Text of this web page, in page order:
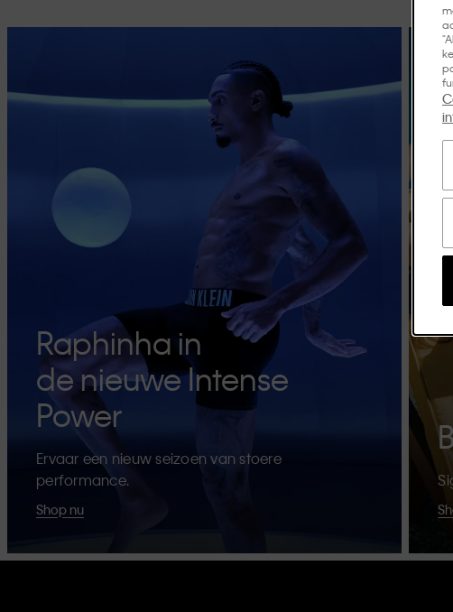
Raphinha in
de nieuwe Intense
Power
Ervaar een nieuw seizoen van stoere
performance.
Shop nu